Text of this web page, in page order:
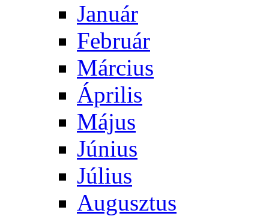
Január
Február
Március
Április
Május
Június
Július
Augusztus